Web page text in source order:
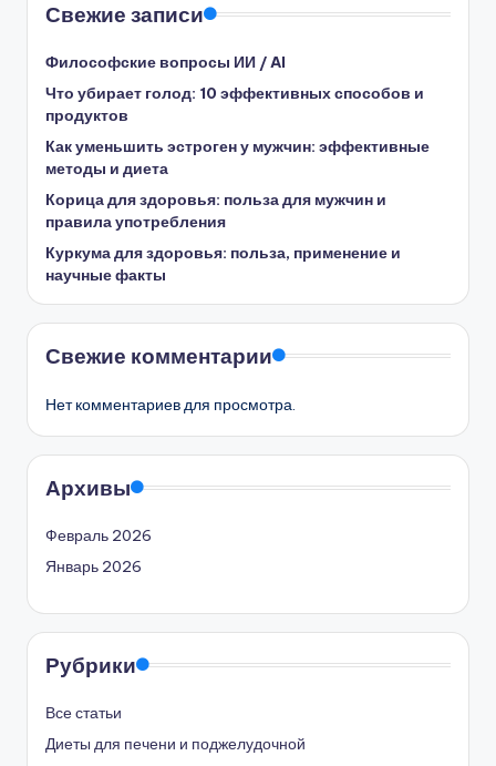
Свежие записи
Философские вопросы ИИ / AI
Что убирает голод: 10 эффективных способов и
продуктов
Как уменьшить эстроген у мужчин: эффективные
методы и диета
Корица для здоровья: польза для мужчин и
правила употребления
Куркума для здоровья: польза, применение и
научные факты
Свежие комментарии
Нет комментариев для просмотра.
Архивы
Февраль 2026
Январь 2026
Рубрики
Все статьи
Диеты для печени и поджелудочной